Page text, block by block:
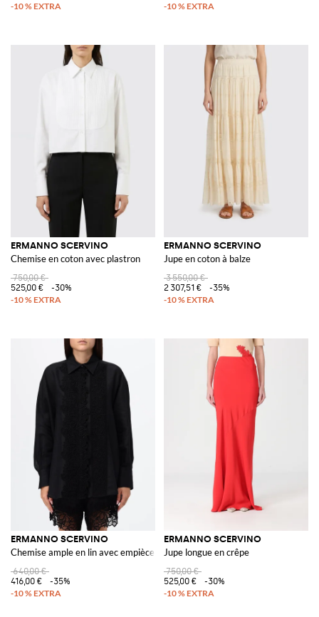
ERMANNO SCERVINO
Chemise en coton avec plastron
750,00 €
525,00 €
-30%
ERMANNO SCERVINO
Jupe en coton à balze
3 550,00 €
2 307,51 €
-35%
ERMANNO SCERVINO
Chemise ample en lin avec empiècements en dentelle
640,00 €
416,00 €
-35%
ERMANNO SCERVINO
Jupe longue en crêpe
750,00 €
525,00 €
-30%